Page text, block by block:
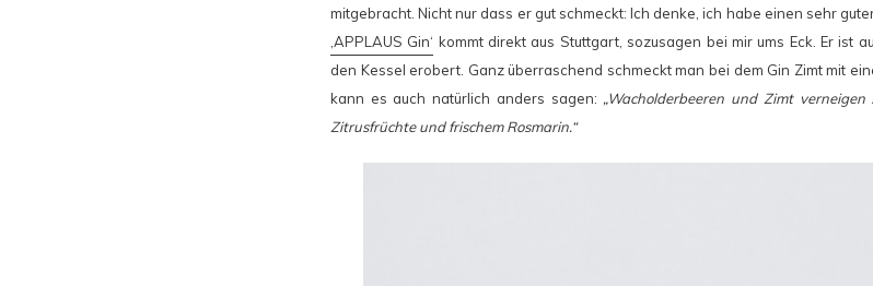
mitgebracht. Nicht nur dass er gut schmeckt: Ich denke, ich habe einen sehr
‚APPLAUS Gin‘ kommt direkt aus Stuttgart, sozusagen bei mir ums Eck. Er ist
den Kessel erobert. Ganz überraschend schmeckt man bei dem Gin Zimt mit
kann es auch natürlich anders sagen: „Wacholderbeeren und Zimt
Zitrusfrüchte und frischem Rosmarin.“